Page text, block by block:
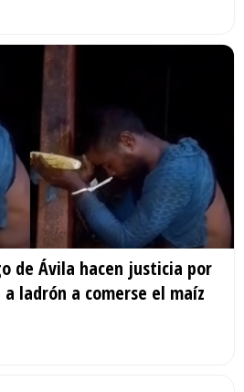
de Ávila hacen justicia por
ladrón a comerse el maíz